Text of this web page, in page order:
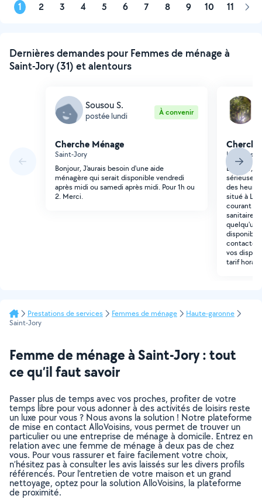
1 2 3 4 5 6 7 8 9 10 11
Dernières demandes pour Femmes de ménage à
Saint-Jory (31) et alentours
Sousou S.
postée lundi À convenir
Cherche Ménage
Saint-Jory
Bonjour, J'aurais besoin d'une aide
ménagère qui serait disponible vendredi
après midi ou samedi après midi. Pour 1h ou
2. Merci.
Lespinasse
Bonjour,
sérieuse
des
situé à
courant
quelqu'un
disponible
contacter
vos
tarif
Prestations de services Femmes de ménage
Haute-garonne
Saint-Jory
Femme de ménage à Saint-Jory : tout
ce qu’il faut savoir
Passer plus de temps avec vos proches, profiter de votre
temps libre pour vous adonner à des activités de loisirs reste
un luxe pour vous ? Nous avons la solution ! Notre plateforme
de mise en contact AlloVoisins, vous permet de trouver un
particulier ou une entreprise de ménage à domicile. Entrez en
relation avec une femme de ménage à deux pas de chez
vous. Pour vous rassurer et faire facilement votre choix,
n’hésitez pas à consulter les avis laissés sur les divers profils
référencés. Pour l’entretien de votre maison et un grand
nettoyage, optez pour la solution AlloVoisins, la plateforme
de proximité.